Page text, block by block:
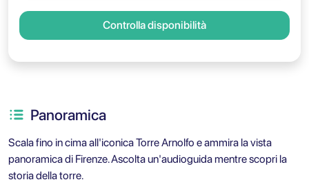
Controlla disponibilità
Panoramica
Scala fino in cima all'iconica Torre Arnolfo e ammira la vista
panoramica di Firenze. Ascolta un'audioguida mentre scopri la
storia della torre.